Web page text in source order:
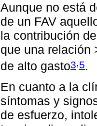
Aunque no está
de un FAV
la contribución
que una relación
de alto gasto3,5.
En cuanto a la
síntomas y
de esfuerzo,